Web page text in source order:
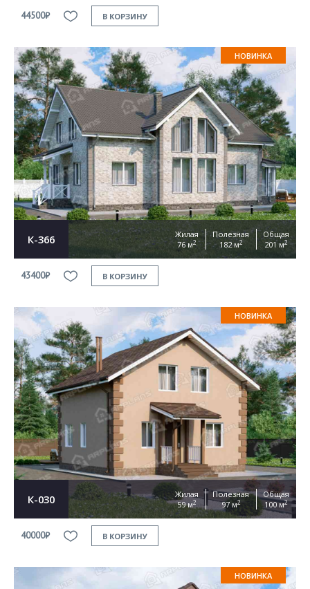
44500₽ В КОРЗИНУ
НОВИНКА
К-366
Жилая
76 м2
Полезная
182 м2
Общая
201 м2
43400₽ В КОРЗИНУ
НОВИНКА
К-030
Жилая
59 м2
Полезная
97 м2
Общая
100 м2
40000₽ В КОРЗИНУ
НОВИНКА